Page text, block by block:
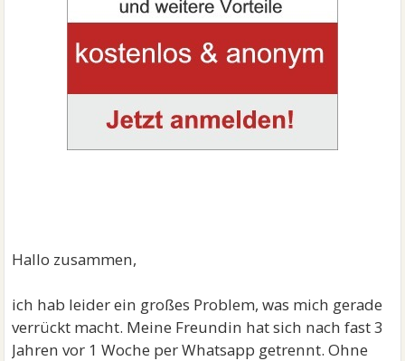
Hallo zusammen,
ich hab leider ein großes Problem, was mich gerade
verrückt macht. Meine Freundin hat sich nach fast 3
Jahren vor 1 Woche per Whatsapp getrennt. Ohne